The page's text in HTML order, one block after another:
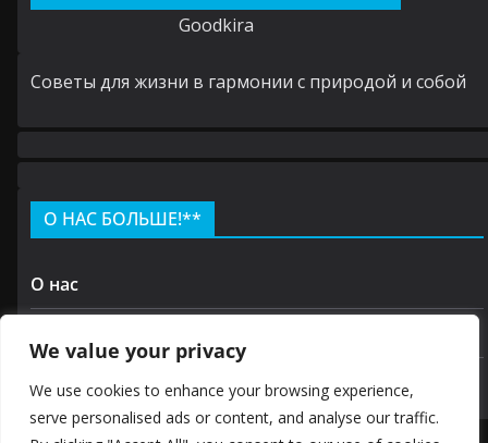
We value your privacy
We use cookies to enhance your browsing experience,
serve personalised ads or content, and analyse our traffic.
Goodkira
Cоветы для жизни в гармонии с природой и собой
О НАС БОЛЬШЕ!**
О нас
политика конфиденциальности